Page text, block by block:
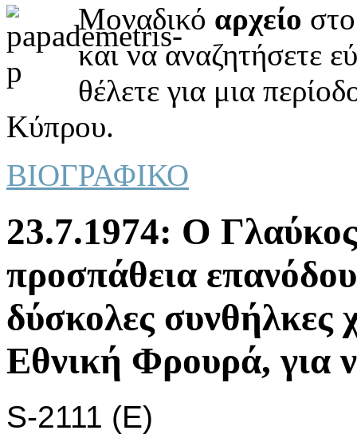
Μοναδικό αρχείο
και να αναζητήσετε
θέλετε για μια
Κύπρου.
ΒΙΟΓΡΑΦΙΚΟ
23.7.1974: Ο
προσπάθεια
δύσκολες συνθήλκες
Εθνική Φρουρά, για
S-2111 (E)